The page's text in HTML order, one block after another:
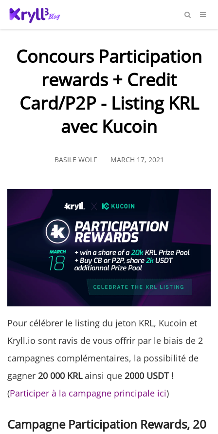
Concours Participation
rewards + Credit
Card/P2P - Listing KRL
avec Kucoin
BASILE WOLF MARCH 17, 2021
Pour célébrer le listing du jeton KRL, Kucoin et
Kryll.io sont ravis de vous offrir par le biais de 2
campagnes complémentaires, la possibilité de
gagner 20 000 KRLainsi que 2000 USDT !
(Participer à la campagne principale ici)
Campagne Participation Rewards, 20